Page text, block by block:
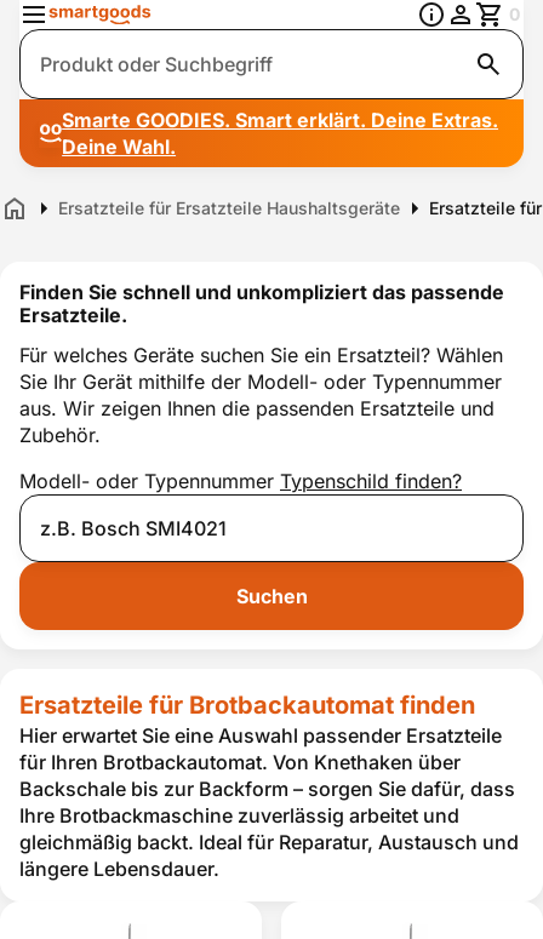
Suche
0
Smarte GOODIES. Smart erklärt. Deine Extras.
Deine Wahl.
Home Ersatzteile für Ersatzteile Haushaltsgeräte Ersatzteile
Ersatzteile für Brotbackautomat finden
Hier erwartet Sie eine Auswahl passender Ersatzteile
für Ihren Brotbackautomat. Von Knethaken über
Backschale bis zur Backform – sorgen Sie dafür, dass
Ihre Brotbackmaschine zuverlässig arbeitet und
gleichmäßig backt. Ideal für Reparatur, Austausch und
längere Lebensdauer.
Finden Sie schnell und unkompliziert das passende
Ersatzteile.
Für welches Geräte suchen Sie ein Ersatzteil? Wählen
Sie Ihr Gerät mithilfe der Modell- oder Typennummer
aus. Wir zeigen Ihnen die passenden Ersatzteile und
Zubehör.
Modell- oder Typennummer Typenschild finden?
Suchen